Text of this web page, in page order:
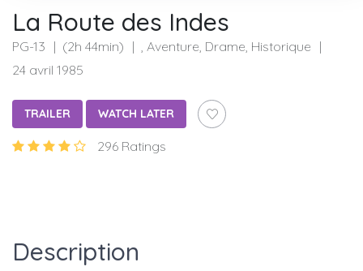
La Route des Indes
PG-13 (2h 44min)
, Aventure, Drame, Historique
24 avril 1985
TRAILER WATCH LATER
296 Ratings
Description